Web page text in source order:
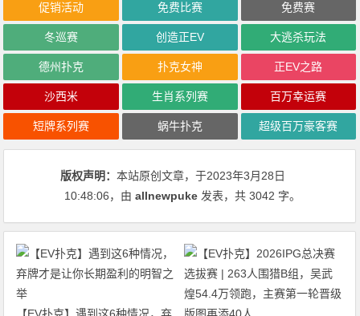
促销活动 免费比赛 免费赛
冬巡赛 创造正EV 大逃杀玩法
德州扑克 扑克女神 正EV之路
沙西米 生肖系列赛 百万幸运赛
短牌系列赛 蜗牛扑克 超级百万豪客赛
版权声明：本站原创文章，于2023年3月28日
10:48:06，由allnewpuke 发表，共 3042 字。